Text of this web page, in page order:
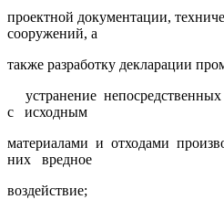
проектной документации,
сооружений, а
также разработку декларации
устранение
с исходным
материалами и отходами
них вредное
воздействие;